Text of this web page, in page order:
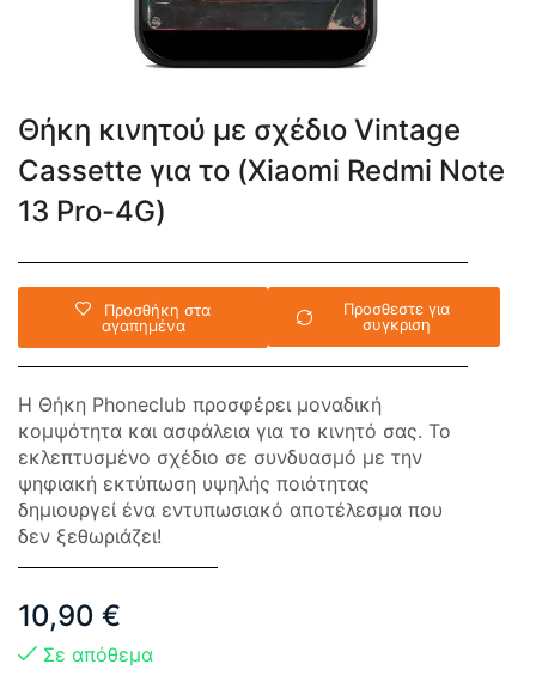
Θήκη κινητού με σχέδιο Vintage
Cassette για το (Xiaomi Redmi Note
13 Pro-4G)
Προσθήκη στα
αγαπημένα
Προσθεστε για
συγκριση
Η Θήκη Phoneclub προσφέρει μοναδική
κομψότητα και ασφάλεια για το κινητό σας. Το
εκλεπτυσμένο σχέδιο σε συνδυασμό με την
ψηφιακή εκτύπωση υψηλής ποιότητας
δημιουργεί ένα εντυπωσιακό αποτέλεσμα που
δεν ξεθωριάζει!
10,90 €
Σε απόθεμα